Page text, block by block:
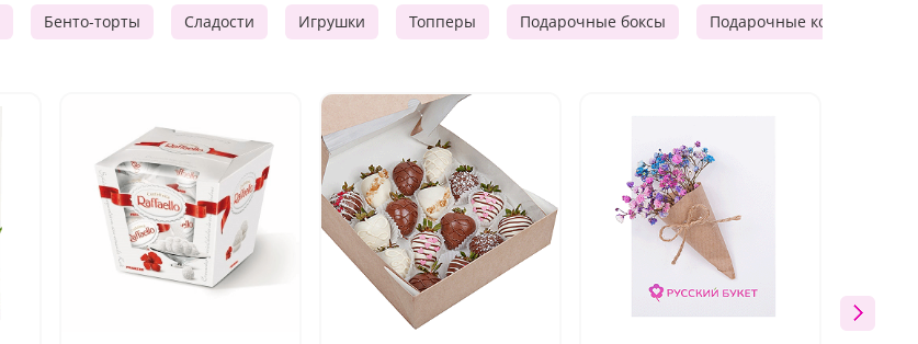
Бенто-торты Сладости Игрушки Топперы Подарочные боксы Подарочные корзины